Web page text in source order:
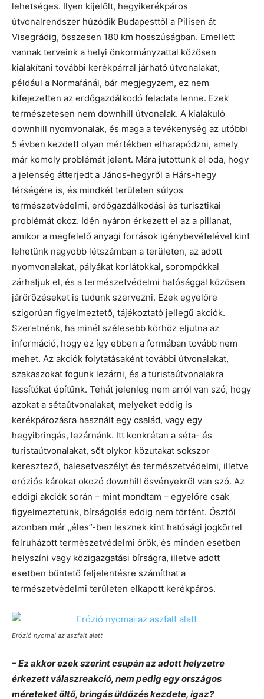
lehetséges. Ilyen kijelölt, hegyikerékpáros
útvonalrendszer húzódik Budapesttől a Pilisen át
Visegrádig, összesen 180 km hosszúságban. Emellett
vannak terveink a helyi önkormányzattal közösen
kialakítani további kerékpárral járható útvonalakat,
például a Normafánál, bár megjegyzem, ez nem
kifejezetten az erdőgazdálkodó feladata lenne. Ezek
természetesen nem downhill útvonalak. A kialakuló
downhill nyomvonalak, és maga a tevékenység az utóbbi
5 évben kezdett olyan mértékben elharapódzni, amely
már komoly problémát jelent. Mára jutottunk el oda, hogy
a jelenség átterjedt a János-hegyről a Hárs-hegy
térségére is, és mindkét területen súlyos
természetvédelmi, erdőgazdálkodási és turisztikai
problémát okoz. Idén nyáron érkezett el az a pillanat,
amikor a megfelelő anyagi források igénybevételével kint
lehetünk nagyobb létszámban a területen, az adott
nyomvonalakat, pályákat korlátokkal, sorompókkal
zárhatjuk el, és a természetvédelmi hatósággal közösen
járőrözéseket is tudunk szervezni. Ezek egyelőre
szigorúan figyelmeztető, tájékoztató jellegű akciók.
Szeretnénk, ha minél szélesebb körhöz eljutna az
információ, hogy ez így ebben a formában tovább nem
mehet. Az akciók folytatásaként további útvonalakat,
szakaszokat fogunk lezárni, és a turistaútvonalakra
lassítókat építünk. Tehát jelenleg nem arról van szó, hogy
azokat a sétaútvonalakat, melyeket eddig is
kerékpározásra használt egy család, vagy egy
hegyibringás, lezárnánk. Itt konkrétan a séta- és
turistaútvonalakat, sőt olykor közutakat sokszor
keresztező, balesetveszélyt és természetvédelmi, illetve
eróziós károkat okozó downhill ösvényekről van szó. Az
eddigi akciók során – mint mondtam – egyelőre csak
figyelmeztetünk, bírságolás eddig nem történt. Ősztől
azonban már „éles”-ben lesznek kint hatósági jogkörrel
felruházott természetvédelmi őrök, és minden esetben
helyszíni vagy közigazgatási bírságra, illetve adott
esetben büntető feljelentésre számíthat a
természetvédelmi területen elkapott kerékpáros.
Erózió nyomai az aszfalt alatt
– Ez akkor ezek szerint csupán az adott helyzetre
érkezett válaszreakció, nem pedig egy országos
méreteket öltő, bringás üldözés kezdete, igaz?